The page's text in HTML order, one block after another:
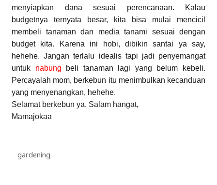
menyiapkan dana sesuai perencanaan. Kalau
budgetnya ternyata besar, kita bisa mulai mencicil
membeli tanaman dan media tanami sesuai dengan
budget kita. Karena ini hobi, dibikin santai ya say,
hehehe. Jangan terlalu idealis tapi jadi penyemangat
untuk nabung beli tanaman lagi yang belum kebeli.
Percayalah mom, berkebun itu menimbulkan kecanduan
yang menyenangkan, hehehe.
Selamat berkebun ya. Salam hangat,
Mamajokaa
gardening